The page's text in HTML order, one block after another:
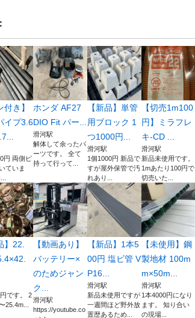
付き】
イプ3.6
円 両側ピ
ていま
ホンダ AF27
DIO Fit パー...
滑河駅
解体して余ったパ
ーツです。 全て
持って行って...
【新品】単管
用ブロック 1
つ1000円...
滑河駅
1個1000円 新品で
すが屋外保管で汚
れあり...
【切売1m100
円】ミラフレ
キ-CD ...
滑河駅
新品未使用です。
1mあたり100円で
切売いた...
】22.
です。 2
25.4m...
【動画あり】
バッテリー×
のためジャン
ク...
滑河駅
https://youtube.co
【新品】1本5
00円 塩ビ管 V
P16...
滑河駅
新品未使用ですが
一週間ほど野外放
置歴あるため...
【未使用】鋼
製地材 100m
m×50m...
滑河駅
1本4000円になり
ます。 知り合い
の現場...